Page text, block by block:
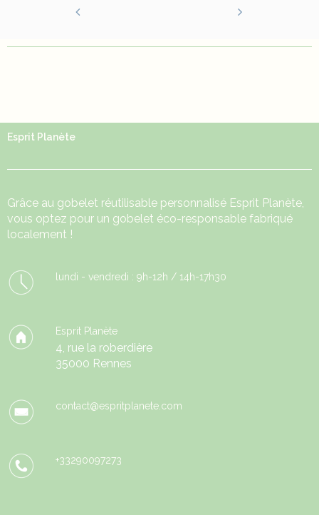
Esprit Planète
Grâce au gobelet réutilisable personnalisé Esprit Planète,
vous optez pour un gobelet éco-responsable fabriqué
localement !
lundi - vendredi : 9h-12h / 14h-17h30
Esprit Planète
4, rue la roberdière
35000 Rennes
contact@espritplanete.com
+33290097273